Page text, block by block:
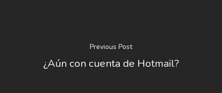
Previous Post
¿Aún con cuenta de Hotmail?